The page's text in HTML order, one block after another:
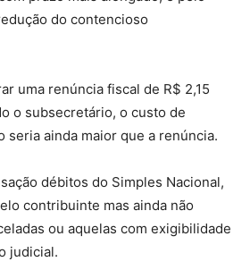
do contencioso
uma renúncia fiscal de R$ 2,15
o subsecretário, o custo de
seria ainda maior que a renúncia.
débitos do Simples Nacional,
contribuinte mas ainda não
ou aquelas com exigibilidade
judicial.